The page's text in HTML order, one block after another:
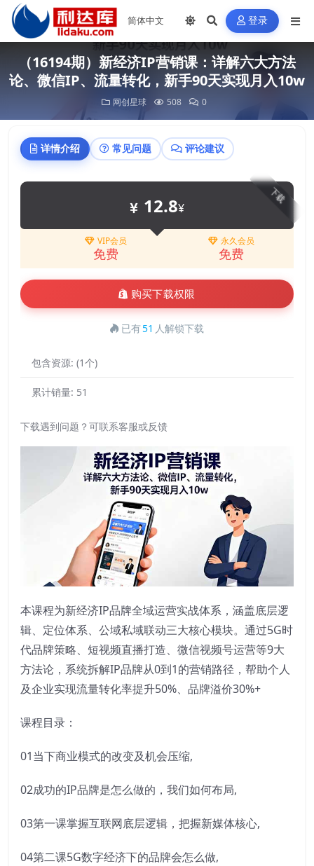
登录
（16194期）新经济IP营销课：详解六大方法
论、微信IP、流量转化，新手90天实现月入10w
网创星球 508 0
详情介绍 常见问题 评论建议
下载
12.8¥
VIP会员
免费
永久会员
免费
购买下载权限
已有51 人解锁下载
包含资源: (1个)
累计销量: 51
下载遇到问题？可联系客服或反馈
本课程为新经济IP品牌全域运营实战体系，涵盖底层逻
辑、定位体系、公域私域联动三大核心模块。通过5G时
代品牌策略、短视频直播打造、微信视频号运营等9大
方法论，系统拆解IP品牌从0到1的营销路径，帮助个人
及企业实现流量转化率提升50%、品牌溢价30%+
课程目录：
01当下商业模式的改变及机会压缩,
02成功的IP品牌是怎么做的，我们如何布局,
03第一课掌握互联网底层逻辑，把握新媒体核心,
04第二课5G数字经济下的品牌会怎么做,